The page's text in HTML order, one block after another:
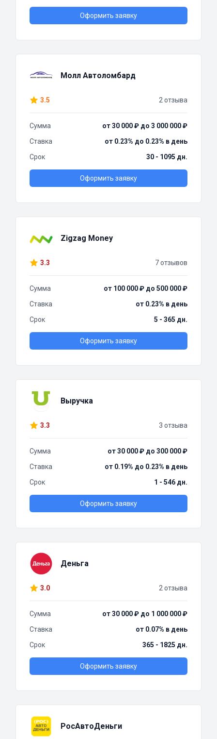
Оформить заявку
Молл Автоломбард
3.5 2 отзыва
Сумма
от 30 000 ₽ до 3 000 000 ₽
Ставка
от 0.23% до 0.23% в день
Срок
30 - 1095 дн.
Оформить заявку
Zigzag Money
3.3 7 отзывов
Сумма
от 100 000 ₽ до 500 000 ₽
Ставка
от 0.23% в день
Срок
5 - 365 дн.
Оформить заявку
Выручка
3.3 3 отзыва
Сумма
от 30 000 ₽ до 300 000 ₽
Ставка
от 0.19% до 0.23% в день
Срок
1 - 546 дн.
Оформить заявку
Деньга
3.0 2 отзыва
Сумма
от 30 000 ₽ до 1 000 000 ₽
Ставка
от 0.07% в день
Срок
365 - 1825 дн.
Оформить заявку
РосАвтоДеньги